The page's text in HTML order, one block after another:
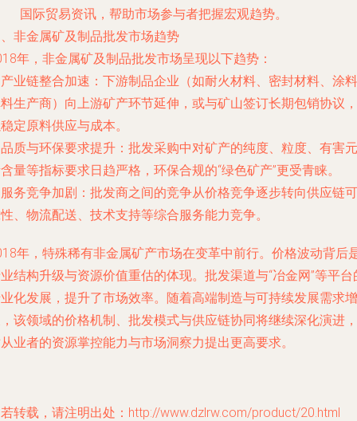
国际贸易资讯，帮助市场参与者把握宏观趋势。
非金属矿及制品批发市场趋势
年，非金属矿及制品批发市场呈现以下趋势：
业链整合加速：下游制品企业（如耐火材料、密封材料、涂料
生产商）向上游矿产环节延伸，或与矿山签订长期包销协议，
定原料供应与成本。
质与环保要求提升：批发采购中对矿产的纯度、粒度、有害元
量等指标要求日趋严格，环保合规的“绿色矿产”更受青睐。
务竞争加剧：批发商之间的竞争从价格竞争逐步转向供应链可
、物流配送、技术支持等综合服务能力竞争。
年，特殊稀有非金属矿产市场在变革中前行。价格波动背后
结构升级与资源价值重估的体现。批发渠道与“冶金网”等平台
化发展，提升了市场效率。随着高端制造与可持续发展需求增
该领域的价格机制、批发模式与供应链协同将继续深化演进，
业者的资源掌控能力与市场洞察力提出更高要求。
转载，请注明出处：http://www.dzlrw.com/product/20.html